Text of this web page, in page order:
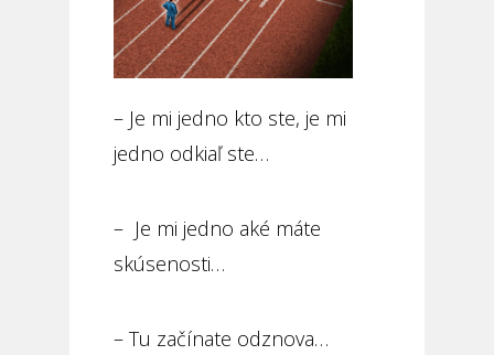
– Je mi jedno kto ste, je mi
jedno odkiaľ ste…
– Je mi jedno aké máte
skúsenosti…
– Tu začínate odznova…